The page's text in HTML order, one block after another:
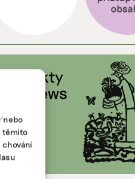
nebo
těmito
chování